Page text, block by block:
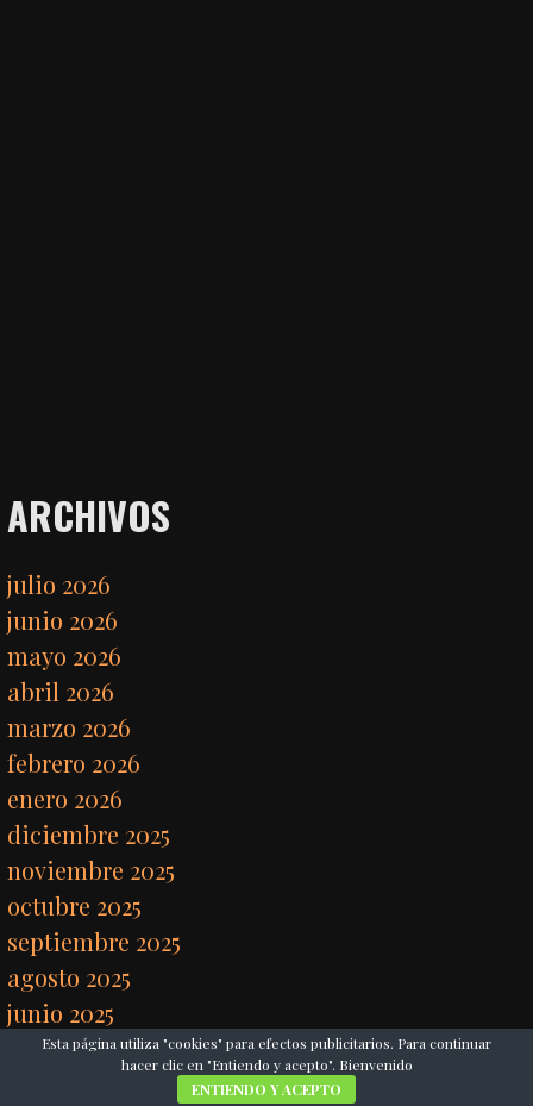
ARCHIVOS
julio 2026
junio 2026
mayo 2026
abril 2026
marzo 2026
febrero 2026
enero 2026
diciembre 2025
noviembre 2025
octubre 2025
septiembre 2025
agosto 2025
junio 2025
mayo 2025
Esta página utiliza "cookies" para efectos publicitarios. Para continuar
hacer clic en "Entiendo y acepto". Bienvenido
ENTIENDO Y ACEPTO